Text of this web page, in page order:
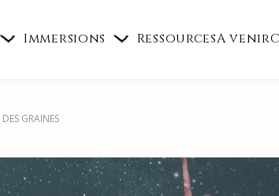
Immersions RessourcesA venir
GRAINES